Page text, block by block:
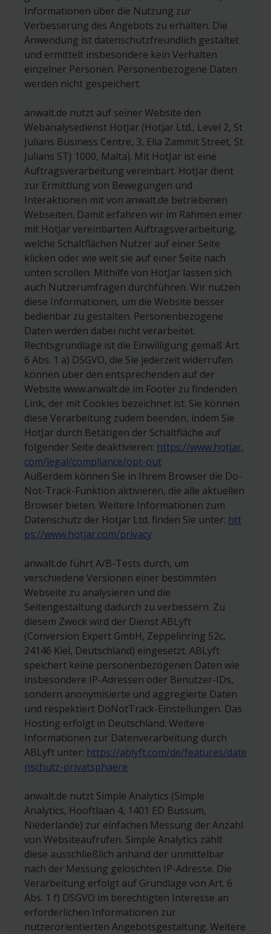
bewerteten Rechtsanwalt dazu, die Bewertung
einer vorher erbrachten Leistung gemäß der
geltenden Rechtslage als Voraussetzung für
eine Bewertung zuzuordnen und die Bewertung
passend kommentieren zu können.
widerrufen und ihren Vertrag beenden durch
Mitteilung über die unter „Ihre Rechte“ als
betroffene Person“ genannten Wege oder indem
sie den Link zum Widerruf in der E-Mail
betätigen, die an Ihre zur Bewertung
verwendete E-Mail-Adresse versendet wurde.
Eine ggf. abgegebene Bewertung wird
infolgedessen entfernt. Unberührt davon bleibt
die Rechtmäßigkeit der bis zum Widerruf
erfolgten Verarbeitung der Daten.
Ein Rechtsanwalt kann Mandanten mit deren
vorheriger Einwilligung auch zur Bewertung
seiner Leistung über sein anwalt.de-Konto
einladen. Konkret angeben lassen sich Anrede,
Vorname, Nachname und E-Mail-Adresse, um
einen Mandanten per E-Mail einzuladen.
Bewertungen und mit ihr verarbeitete
personenbezogene Daten werden ausgehend
vom Jahr, in dem der Widerruf der Einwilligung
erfolgte, innerhalb der regelmäßigen
Verjährungsfrist gelöscht. Entsprechendes gilt
bei der Entfernung der Bewertung aufgrund der
Beendigung des Vertragsverhältnisses mit der
bewertenden Person oder des bewerteten
Rechtsanwalts mit anwalt.de ausgehend vom
Jahr, in dem das Vertragsverhältnis endete. Im
Falle eines Rechtsstreits werden die Daten bis zu
dessen rechtskräftiger Beendigung gespeichert.
WhatsApp finden Sie unter:https://www.whatsap
p.com/legal/channels-privacy-policy-eea
im Zusammenhang mit der Nutzung von Brevo
verarbeiteten Daten werden für bis zu vier Jahre
nach dem Ende der Geschäftsbeziehung
gespeichert aufgrund des berechtigten
Interesses an der Geltendmachung, Ausübung
und Verteidigung von Rechtsansprüchen gemäß
Art. 6 Abs. 1 f) DSGVO. Im Falle des Eintrags in
Werbewiderspruch einer Person und eine
unerwünschte Kontaktaufnahme zu verhindern,
erfolgt die Speicherung aufgrund des
entsprechenden berechtigten Interesses gemäß
Art. 6 Abs. 1 f) DSGVO darüber hinaus. Weitere
Informationen zur Datenverarbeitung durch
Brevo finden Sie unter:
https://www.brevo.com/de/datenschutz-
uebersicht/ und
https://www.brevo.com/de/legal/privacypolicy
Informationen über die Nutzung zur
Verbesserung des Angebots zu erhalten. Die
Anwendung ist datenschutzfreundlich gestaltet
und ermittelt insbesondere kein Verhalten
einzelner Personen. Personenbezogene Daten
werden nicht gespeichert.
anwalt.de nutzt auf seiner Website den
Webanalysedienst HotJar (Hotjar Ltd., Level 2, St
Julians Business Centre, 3, Elia Zammit Street, St
Julians STJ 1000, Malta). Mit HotJar ist eine
Auftragsverarbeitung vereinbart. HotJar dient
zur Ermittlung von Bewegungen und
Interaktionen mit von anwalt.de betriebenen
Webseiten. Damit erfahren wir im Rahmen einer
mit Hotjar vereinbarten Auftragsverarbeitung,
welche Schaltflächen Nutzer auf einer Seite
klicken oder wie weit sie auf einer Seite nach
unten scrollen. Mithilfe von HotJar lassen sich
auch Nutzerumfragen durchführen. Wir nutzen
diese Informationen, um die Website besser
bedienbar zu gestalten. Personenbezogene
Daten werden dabei nicht verarbeitet.
Rechtsgrundlage ist die Einwilligung gemäß Art.
6 Abs. 1 a) DSGVO, die Sie jederzeit widerrufen
können über den entsprechenden auf der
Website www.anwalt.de im Footer zu findenden
Link, der mit Cookies bezeichnet ist. Sie können
diese Verarbeitung zudem beenden, indem Sie
HotJar durch Betätigen der Schaltfläche auf
folgender Seite deaktivieren: https://www.hotjar.
com/legal/compliance/opt-out
Außerdem können Sie in Ihrem Browser die Do-
Not-Track-Funktion aktivieren, die alle aktuellen
Browser bieten. Weitere Informationen zum
Datenschutz der Hotjar Ltd. finden Sie unter: htt
ps://www.hotjar.com/privacy
anwalt.de führt A/B-Tests durch, um
verschiedene Versionen einer bestimmten
Webseite zu analysieren und die
Seitengestaltung dadurch zu verbessern. Zu
diesem Zweck wird der Dienst ABLyft
(Conversion Expert GmbH, Zeppelinring 52c,
24146 Kiel, Deutschland) eingesetzt. ABLyft
speichert keine personenbezogenen Daten wie
insbesondere IP-Adressen oder Benutzer-IDs,
sondern anonymisierte und aggregierte Daten
und respektiert DoNotTrack-Einstellungen. Das
Hosting erfolgt in Deutschland. Weitere
Informationen zur Datenverarbeitung durch
ABLyft unter: https://ablyft.com/de/features/date
nschutz-privatsphaere
anwalt.de nutzt Simple Analytics (Simple
Analytics, Hooftlaan 4, 1401 ED Bussum,
Niederlande) zur einfachen Messung der Anzahl
von Websiteaufrufen. Simple Analytics zählt
diese ausschließlich anhand der unmittelbar
nach der Messung gelöschten IP-Adresse. Die
Verarbeitung erfolgt auf Grundlage von Art. 6
Abs. 1 f) DSGVO im berechtigten Interesse an
erforderlichen Informationen zur
nutzerorientierten Angebotsgestaltung. Weitere